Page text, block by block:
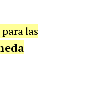
las